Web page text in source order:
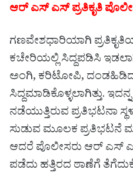
ಆರ್ ಎಸ್ ಎಸ್ ಪ್ರತಿಕೃತಿ
ಗಣವೇಶಧಾರಿಯಾಗಿ
ಕಚೇರಿಯಲ್ಲಿ ಸಿದ್ದಪಡಿಸಿ
ಅಂಗಿ, ಕರಿಟೋಪಿ, ದಂಡಹಿಡಿದ
ಸಿದ್ದಮಾಡಿಕೊಳ್ಳಲಾಗಿತ್ತು.
ನಡೆಯುತ್ತಿರುವ ಪ್ರತಿಭಟನಾ
ಸುಡುವ ಮೂಲಕ ಪ್ರತಿಭಟನೆ
ಆದರೆ ಪೊಲೀಸರು ಆರ್ ಎಸ್
ಪಡೆದು ಹತ್ತಿರದ ಠಾಣೆಗೆ